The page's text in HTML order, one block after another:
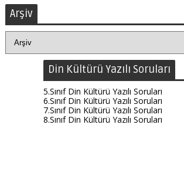
Arşiv
Din Kültürü Yazılı Soruları
5.Sınıf Din Kültürü Yazılı Soruları
6.Sınıf Din Kültürü Yazılı Soruları
7.Sınıf Din Kültürü Yazılı Soruları
8.Sınıf Din Kültürü Yazılı Soruları